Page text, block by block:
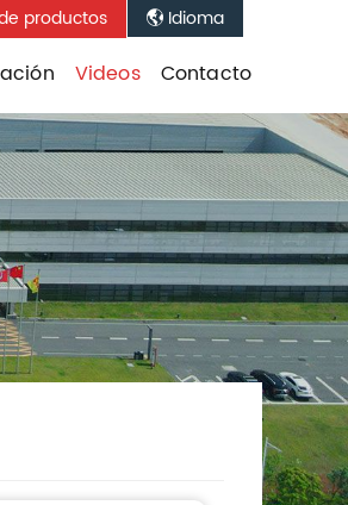
productos  Idioma
Videos Contacto